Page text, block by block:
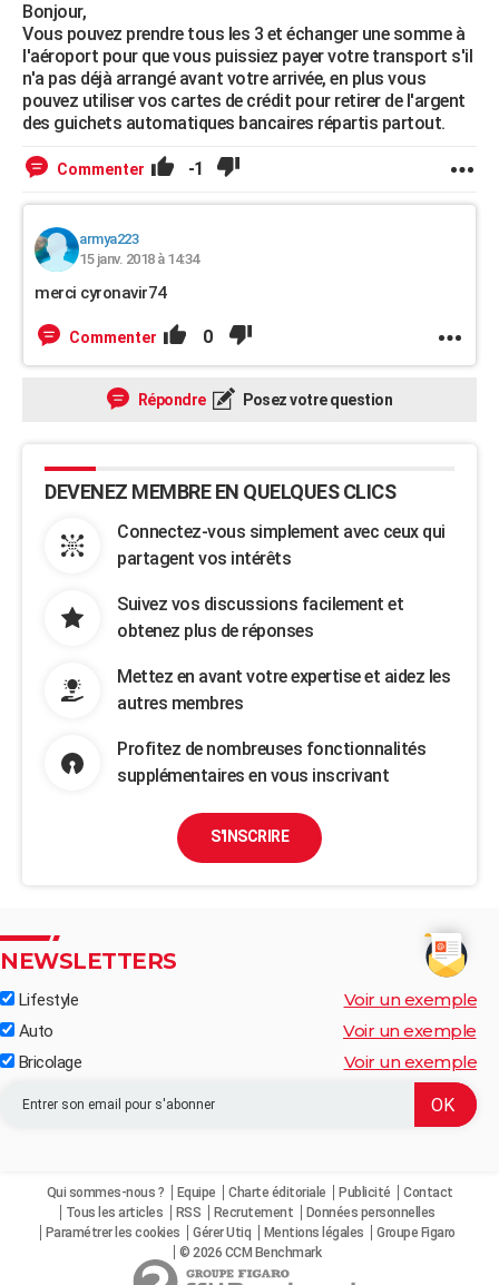
Bonjour,
Vous pouvez prendre tous les 3 et échanger une somme à
l'aéroport pour que vous puissiez payer votre transport s'il
n'a pas déjà arrangé avant votre arrivée, en plus vous
pouvez utiliser vos cartes de crédit pour retirer de l'argent
des guichets automatiques bancaires répartis partout.
Commenter -1
armya223
15 janv. 2018 à 14:34
merci cyronavir74
Commenter 0
Répondre Posez votre question
DEVENEZ MEMBRE EN QUELQUES CLICS
Connectez-vous simplement avec ceux qui
partagent vos intérêts
Suivez vos discussions facilement et
obtenez plus de réponses
Mettez en avant votre expertise et aidez les
autres membres
Profitez de nombreuses fonctionnalités
supplémentaires en vous inscrivant
S'INSCRIRE
NEWSLETTERS
Lifestyle Voir un exemple
Auto Voir un exemple
Bricolage Voir un exemple
Qui sommes-nous ? Equipe Charte éditoriale Publicité
Contact
Tous les articles
RSS Recrutement
Données personnelles
Paramétrer les cookies
Gérer Utiq Mentions légales
Groupe Figaro
© 2026 CCM Benchmark